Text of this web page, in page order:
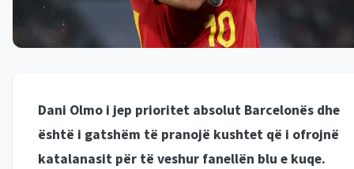
Dani Olmo i jep prioritet absolut Barcelonës dhe
është i gatshëm të pranojë kushtet që i ofrojnë
katalanasit për të veshur fanellën blu e kuqe.